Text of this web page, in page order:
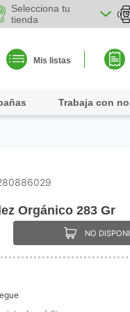
Selecciona tu
tienda
Mis listas
Trabaja con
Orgánico 283 Gr
NO